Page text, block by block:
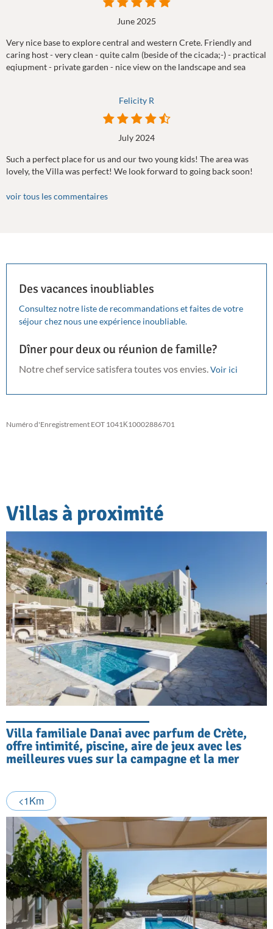
June 2025
Very nice base to explore central and western Crete. Friendly and
caring host - very clean - quite calm (beside of the cicada;-) - practical
eqiupment - private garden - nice view on the landscape and sea
Felicity R
July 2024
Such a perfect place for us and our two young kids! The area was
lovely, the Villa was perfect! We look forward to going back soon!
voir tous les commentaires
Des vacances inoubliables
Consultez notre liste de recommandations et faites de votre
séjour chez nous une expérience inoubliable.
Dîner pour deux ou réunion de famille?
Notre chef service satisfera toutes vos envies.Voir ici
Numéro d'Enregistrement EOT 1041Κ10002886701
Villas à proximité
Villa familiale Danai avec parfum de Crète,
offre intimité, piscine, aire de jeux avec les
meilleures vues sur la campagne et la mer
<1Km